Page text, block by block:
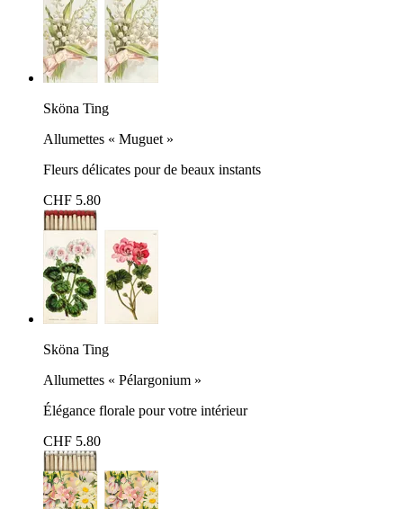
Sköna Ting
Allumettes « Muguet »
Fleurs délicates pour de beaux instants
CHF 5.80
Sköna Ting
Allumettes « Pélargonium »
Élégance florale pour votre intérieur
CHF 5.80